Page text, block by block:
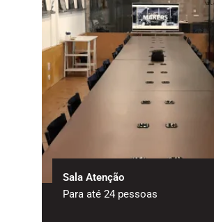
Sala Atenção
Para até 24 pessoas